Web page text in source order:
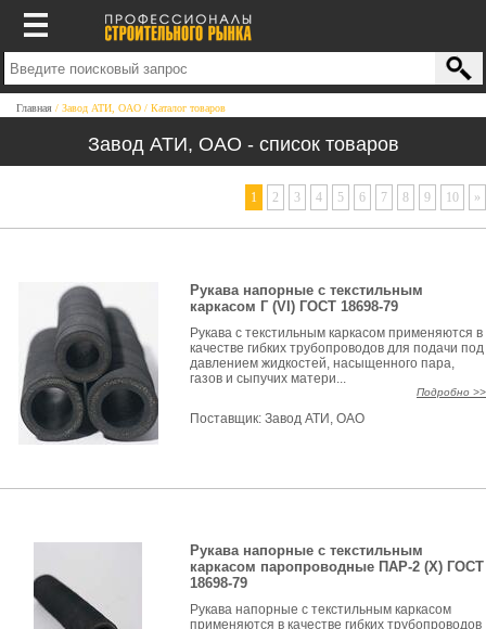
Главная Завод АТИ, ОАО Каталог товаров
Завод АТИ, ОАО - список товаров
1 2 3 4 5 6 7 8 9 10 »
Рукава напорные с текстильным
каркасом Г (VI) ГОСТ 18698-79
Рукава с текстильным каркасом применяются в
качестве гибких трубопроводов для подачи под
давлением жидкостей, насыщенного пара,
газов и сыпучих матери...
Подробно >>
Поставщик: Завод АТИ, ОАО
Рукава напорные с текстильным
каркасом паропроводные ПАР-2 (X) ГОСТ
18698-79
Рукава напорные с текстильным каркасом
применяются в качестве гибких трубопроводов